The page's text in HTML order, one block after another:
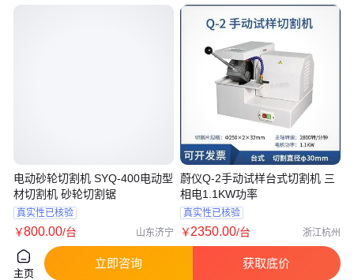
电动砂轮切割机 SYQ-400电动型
材切割机 砂轮切割锯
真实性已核验
￥800.00/台 山东济宁
咨询 电话
蔚仪Q-2手动试样台式切割机 三
相电1.1KW功率
真实性已核验
￥2350.00/台 浙江杭州
主页
立即咨询 获取底价